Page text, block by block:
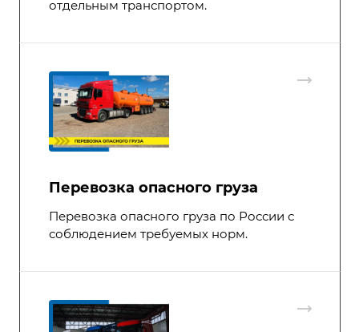
отдельным транспортом.
Перевозка опасного груза
Перевозка опасного груза по России с
соблюдением требуемых норм.